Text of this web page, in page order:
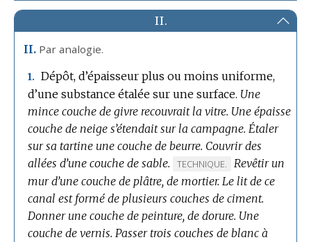
II.
II. Par analogie.
1. Dépôt, d’épaisseur plus ou moins uniforme,
d’une substance étalée sur une surface. Une
mince couche de givre recouvrait la vitre. Une épaisse
couche de neige s’étendait sur la campagne. Étaler
sur sa tartine une couche de beurre. Couvrir des
allées d’une couche de sable.
MARQUE
DE
DOMAINE
:
TECHNIQUE.
Revêtir un
mur d’une couche de plâtre, de mortier. Le lit de ce
canal est formé de plusieurs couches de ciment.
Donner une couche de peinture, de dorure. Une
couche de vernis. Passer trois couches de blanc à